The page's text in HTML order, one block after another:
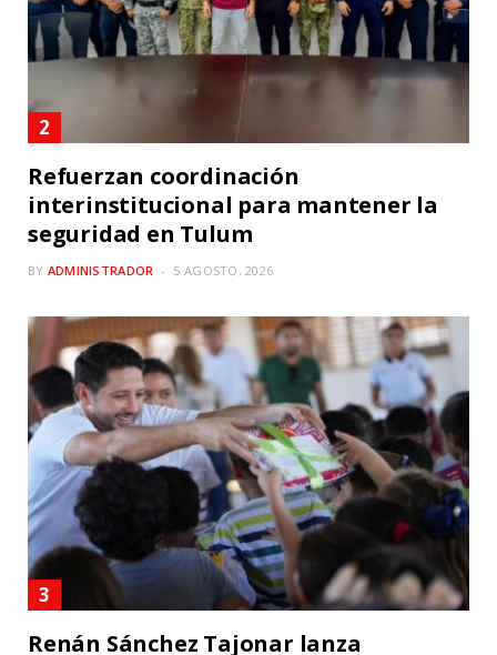
Refuerzan coordinación
interinstitucional para mantener la
seguridad en Tulum
BY ADMINISTRADOR 5 AGOSTO, 2026
Renán Sánchez Tajonar lanza